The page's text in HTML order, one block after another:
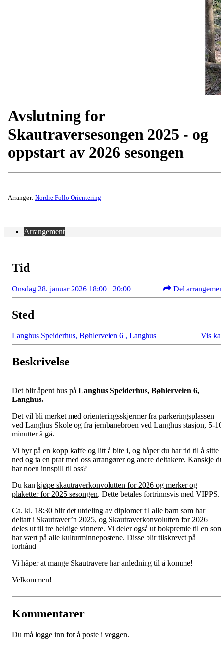
Avslutning for
Skautraversesongen 2025 - og
oppstart av 2026 sesongen
Arrangør: Nordre Follo Orientering
Arrangement
Tid
Onsdag 28. januar 2026 18:00 - 20:00 Del
Sted
Langhus Speiderhus, Bøhlerveien 6 , Langhus Vis
Beskrivelse
Det blir åpent hus på Langhus Speiderhus, Bøhlerveien 6,
Langhus.
Det vil bli merket med orienteringsskjermer fra parkeringsplassen
ved Langhus Skole og fra jernbanebroen ved Langhus stasjon, 5-
minutter å gå.
Vi byr på en kopp kaffe og litt å bite i, og håper du har tid til å sitte
ned og ta en prat med oss arrangører og andre deltakere. Kanskje
har noen innspill til oss?
Du kan kjøpe skautraverkonvolutten for 2026 og merker og
plaketter for 2025 sesongen. Dette betales fortrinnsvis med VIPPS.
Ca. kl. 18:30 blir det utdeling av diplomer til alle barn som har
deltatt i Skautraver’n 2025, og Skautraverkonvolutten for 2026
deles ut til tre heldige vinnere. Vi deler også ut bokpremie til en
har vært på alle kulturminnepostene. Disse blir tilskrevet på
forhånd.
Vi håper at mange Skautravere har anledning til å komme!
Velkommen!
Kommentarer
Du må logge inn for å poste i veggen.